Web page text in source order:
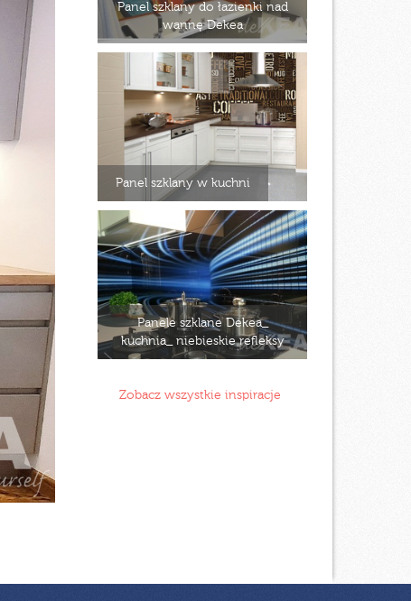
Panel szklany do łazienki nad
wannę Dekea
Panel szklany w kuchni
Panele szklane Dekea_
kuchnia_ niebieskie refleksy
Zobacz wszystkie inspiracje